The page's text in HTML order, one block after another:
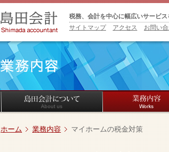
税務、会計を中心に幅広いサービス
サイトマップ
アクセス お問い
ホーム 業務内容 マイホームの税金対策